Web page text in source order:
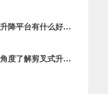
降平台有什么好
度了解剪叉式升降